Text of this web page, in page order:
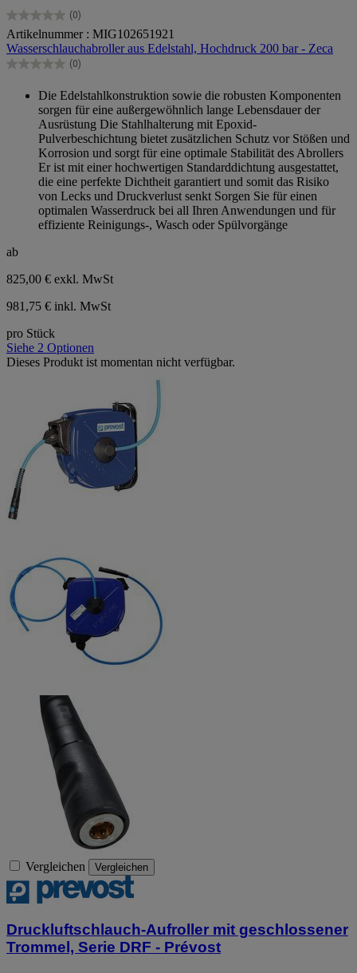
(0)
0.0
von
5
Sternen.
Artikelnummer : MIG102651921
Wasserschlauchabroller aus Edelstahl, Hochdruck 200 bar - Zeca
(0)
0.0
Sternen.
Die Edelstahlkonstruktion sowie die robusten Komponenten
sorgen für eine außergewöhnlich lange Lebensdauer der
Ausrüstung Die Stahlhalterung mit Epoxid-
Pulverbeschichtung bietet zusätzlichen Schutz vor Stößen und
Korrosion und sorgt für eine optimale Stabilität des Abrollers
Er ist mit einer hochwertigen Standarddichtung ausgestattet,
die eine perfekte Dichtheit garantiert und somit das Risiko
von Lecks und Druckverlust senkt Sorgen Sie für einen
optimalen Wasserdruck bei all Ihren Anwendungen und für
effiziente Reinigungs-, Wasch oder Spülvorgänge
ab
825,00 € exkl. MwSt
981,75 € inkl. MwSt
pro Stück
Siehe 2 Optionen
Dieses Produkt ist momentan nicht verfügbar.
Vergleichen Vergleichen
Druckluftschlauch-Aufroller mit geschlossener
Trommel, Serie DRF - Prévost